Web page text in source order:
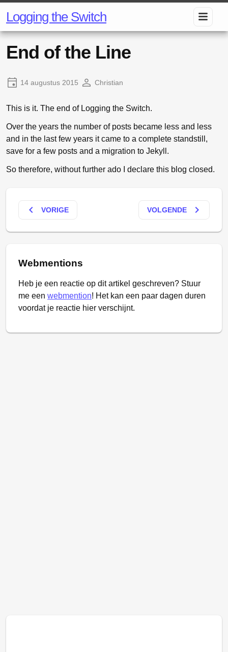
Logging the Switch
End of the Line
14 augustus 2015 Christian
This is it. The end of Logging the Switch.
Over the years the number of posts became less and less
and in the last few years it came to a complete standstill,
save for a few posts and a migration to Jekyll.
So therefore, without further ado I declare this blog closed.
keyboard_arrow_left VORIGE VOLGENDE keyboard_arrow_right
Webmentions
Heb je een reactie op dit artikel geschreven? Stuur
me een webmention! Het kan een paar dagen duren
voordat je reactie hier verschijnt.